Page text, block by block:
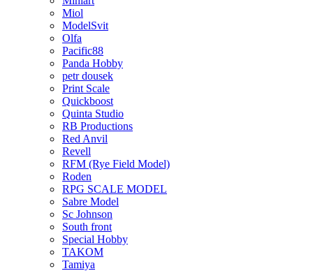
Miol
ModelSvit
Olfa
Pacific88
Panda Hobby
petr dousek
Print Scale
Quickboost
Quinta Studio
RB Productions
Red Anvil
Revell
RFM (Rye Field Model)
Roden
RPG SCALE MODEL
Sabre Model
Sc Johnson
South front
Special Hobby
TAKOM
Tamiya